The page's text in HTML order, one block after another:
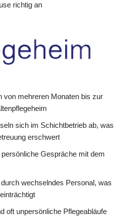
richtig an
von mehreren Monaten bis zur
sich im Schichtbetrieb ab, was
erschwert
Gespräche mit dem
wechselndes Personal, was
oft unpersönliche Pflegeabläufe